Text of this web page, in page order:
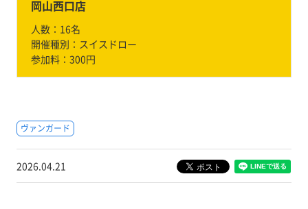
岡山西口店
人数： 16名
開催種別： スイスドロー
参加料： 300円
ヴァンガード
2026.04.21